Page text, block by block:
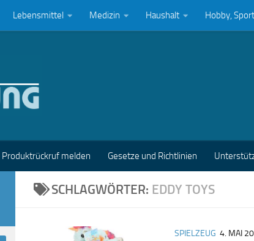
Lebensmittel Medizin Haushalt Hobby,
Produktrückruf melden Gesetze und Richtlinien
SCHLAGWÖRTER: EDDY TOYS
SPIELZEUG 4. MAI